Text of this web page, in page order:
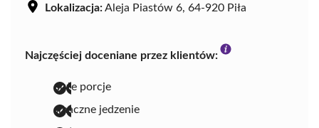
Lokalizacja:Aleja Piastów 6, 64-920 Piła
Najczęściej doceniane przez klientów:
duże porcje
smaczne jedzenie